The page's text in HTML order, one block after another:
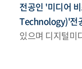
전공인 '미디어
Technology)'전
있으며 디지털미